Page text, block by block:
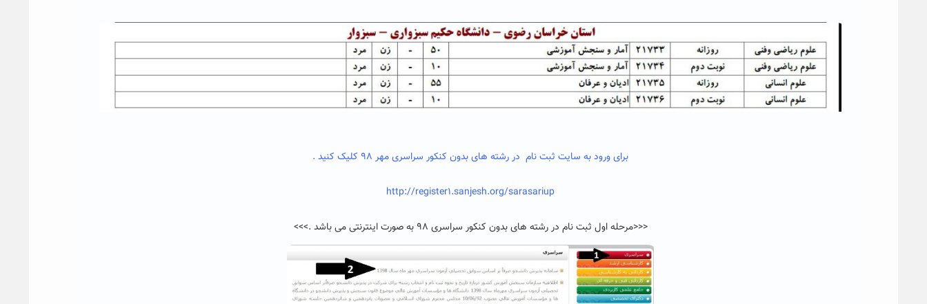
برای ورود به سایت ثبت نام در رشته های بدون کنکور سراسری مهر ۹۸ کلیک کنید .
http://register1.sanjesh.org/sarasariup
<<<مرحله اول ثبت نام در رشته های بدون کنکور سراسری ۹۸ به صورت اینترنتی می باشد .>>>